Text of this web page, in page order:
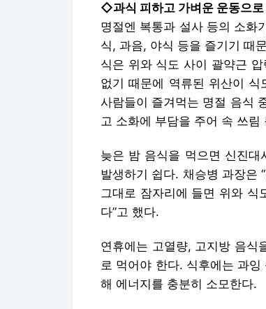
◇과식 피하고 가벼운 운동으로
명절엔 복통과 설사 등의 소화
식, 과음, 야식 등을 즐기기 때
식은 위와 식도 사이 괄약근
없기 때문에 역류된 위산이
사람들이 즐겨먹는 명절 음식
고 소화에 부담을 주어 속 쓰림
늦은 밤 음식을 먹으면 신진대
발생하기 쉽다. 채승병 과장은
그대로 잠자리에 들면 위와 식
다”고 했다.
연휴에는 고열량, 고지방 음식
로 먹어야 한다. 식후에는 과
해 에너지를 충분히 소모한다.